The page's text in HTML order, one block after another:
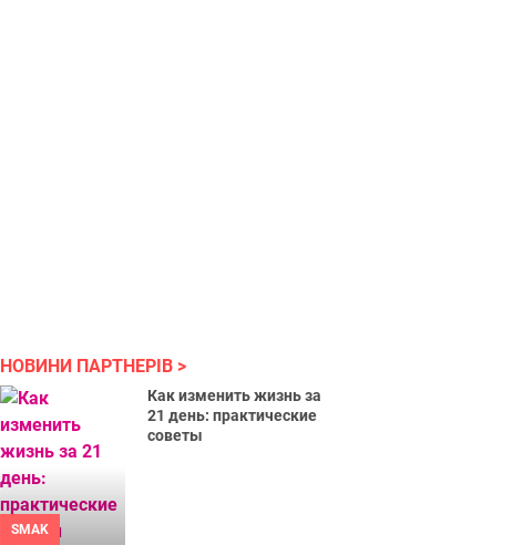
НОВИНИ ПАРТНЕРІВ
SMAK
Как изменить жизнь за
21 день: практические
советы